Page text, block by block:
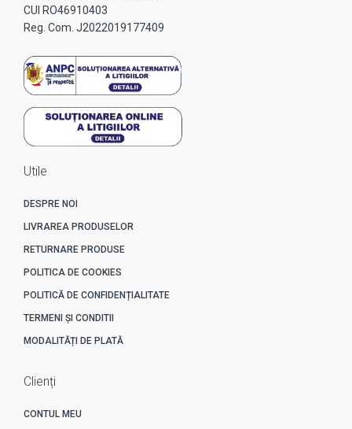
CUI RO46910403
Reg. Com. J2022019177409
Utile
DESPRE NOI
LIVRAREA PRODUSELOR
RETURNARE PRODUSE
POLITICA DE COOKIES
POLITICĂ DE CONFIDENȚIALITATE
TERMENI ȘI CONDITII
MODALITĂȚI DE PLATĂ
Clienți
CONTUL MEU